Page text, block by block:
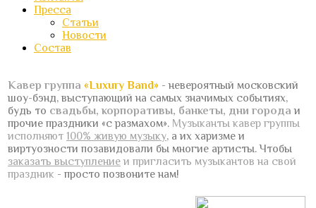
Пресса
Статьи
Новости
Состав
Кавер группа «Luxury Band» - невероятный московский
шоу-бэнд, выступающий на самых значимых событиях,
будь то свадьбы, корпоративы, банкеты, дни города и
прочие праздники «с размахом». Музыканты кавер группы
исполняют 100% живую музыку, а их харизме и
виртуозности позавидовали бы многие артисты.Чтобы
заказать выступлениеи пригласить музыкантов на свой
праздник - просто позвоните нам!